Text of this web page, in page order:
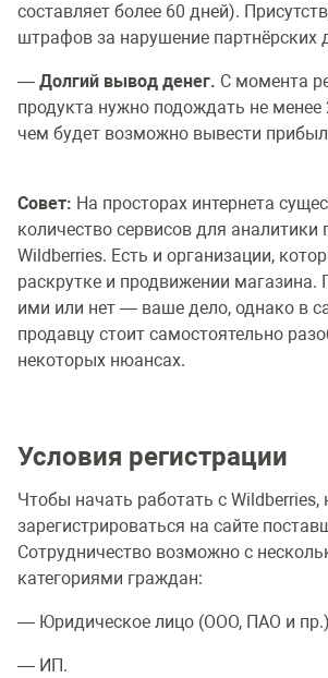
составляет более 60 дней).
штрафов за нарушение партнёрских
— Долгий вывод денег. С момента
продукта нужно подождать не менее
чем будет возможно вывести
Совет: На просторах интернета
количество сервисов для аналитики
Wildberries. Есть и организации,
раскрутке и продвижении магазина.
ими или нет — ваше дело, однако в
продавцу стоит самостоятельно
некоторых нюансах.
Условия регистрации
Чтобы начать работать с Wildberries,
зарегистрироваться на сайте
Сотрудничество возможно с
категориями граждан:
— Юридическое лицо (ООО, ПАО и
— ИП.